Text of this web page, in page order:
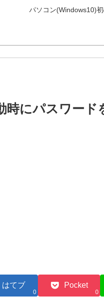
パソコン(Windows10)
にパスワード
はてブ
0
Pocket
0